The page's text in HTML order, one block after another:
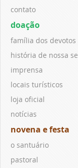
contato
doação
família dos devotos
história de nossa
imprensa
locais turísticos
loja oficial
notícias
novena e festa
o santuário
pastoral